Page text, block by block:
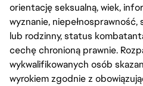
orientację seksualną, wiek,
wyznanie,
lub rodzinny, status
cechę chronioną prawnie.
wykwalifikowanych osób
wyrokiem zgodnie z